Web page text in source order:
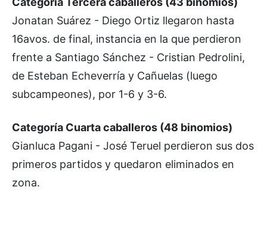
Jonatan Suárez - Diego Ortiz llegaron hasta
16avos. de final, instancia en la que perdieron
frente a Santiago Sánchez - Cristian Pedrolini,
de Esteban Echeverría y Cañuelas (luego
subcampeones), por 1-6 y 3-6.
Categoría Cuarta caballeros (48 binomios)
Gianluca Pagani - José Teruel perdieron sus dos
primeros partidos y quedaron eliminados en
zona.